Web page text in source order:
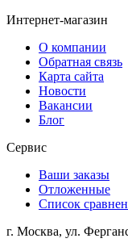
Интернет-магазин
О компании
Обратная связь
Карта сайта
Новости
Вакансии
Блог
Сервис
Ваши заказы
Отложенные
Список
г. Москва, ул.